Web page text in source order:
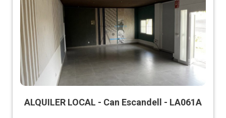
ALQUILER LOCAL - Can Escandell - LA061A